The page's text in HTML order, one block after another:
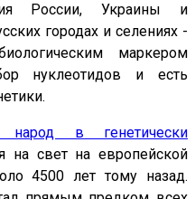
России, Украины и
городах и селениях -
маркером
нуклеотидов и есть
народ в генетически
на свет на европейской
4500 лет тому назад.